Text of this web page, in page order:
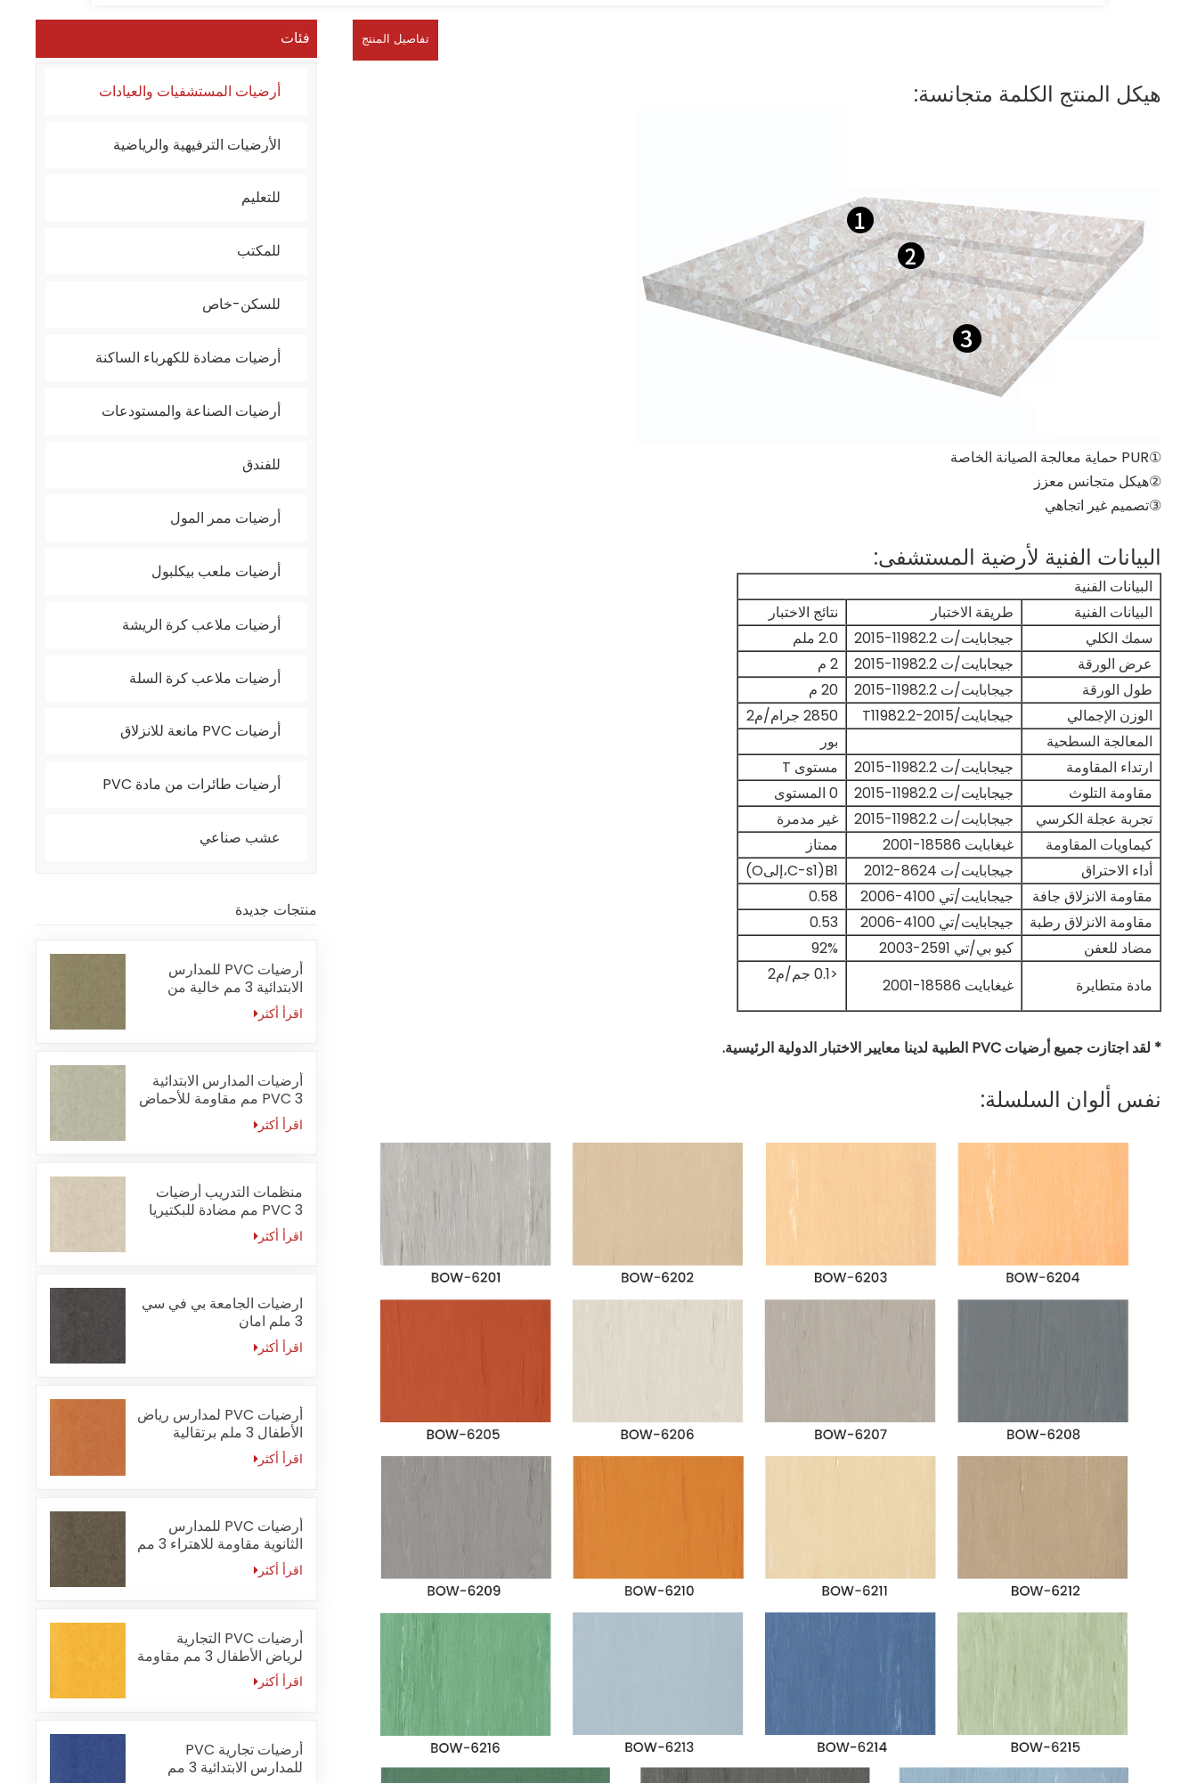
فئات
أرضيات المستشفيات والعيادات
الأرضيات الترفيهية والرياضية
للتعليم
للمكتب
للسكن-خاص
أرضيات مضادة للكهرباء الساكنة
أرضيات الصناعة والمستودعات
للفندق
أرضيات ممر المول
أرضيات ملعب بيكلبول
أرضيات ملاعب كرة الريشة
أرضيات ملاعب كرة السلة
أرضيات PVC مانعة للانزلاق
أرضيات طائرات من مادة PVC
عشب صناعي
منتجات جديدة
أرضيات PVC للمدارس
الابتدائية 3 مم خالية من
الفورمالديهايد
اقرأ أكثر
أرضيات المدارس الابتدائية
PVC 3 مم مقاومة للأحماض
والقلويات
اقرأ أكثر
منظمات التدريب أرضيات
PVC 3 مم مضادة للبكتيريا
اقرأ أكثر
ارضيات الجامعة بي في سي
3 ملم امان
اقرأ أكثر
أرضيات PVC لمدارس رياض
الأطفال 3 ملم برتقالية
مقاومة للحريق
اقرأ أكثر
أرضيات PVC للمدارس
الثانوية مقاومة للاهتراء 3 مم
اقرأ أكثر
أرضيات PVC التجارية
لرياض الأطفال 3 مم مقاومة
للماء
اقرأ أكثر
أرضيات تجارية PVC
للمدارس الابتدائية 3 مم
تفاصيل المنتج
هيكل المنتج الكلمة متجانسة:
①PUR حماية معالجة الصيانة الخاصة
②هيكل متجانس معزز
③تصميم غير اتجاهي
البيانات الفنية لأرضية المستشفى:
البيانات الفنية
البيانات الفنية
طريقة الاختبار
نتائج الاختبار
سمك الكلي
جيجابايت/ت 11982.2-2015
2.0 ملم
عرض الورقة
جيجابايت/ت 11982.2-2015
2 م
طول الورقة
جيجابايت/ت 11982.2-2015
20 م
الوزن الإجمالي
جيجابايت/T11982.2-2015
2850 جرام/م2
المعالجة السطحية
بور
ارتداء المقاومة
جيجابايت/ت 11982.2-2015
مستوى T
مقاومة التلوث
جيجابايت/ت 11982.2-2015
0 المستوى
تجربة عجلة الكرسي
جيجابايت/ت 11982.2-2015
غير مدمرة
كيماويات المقاومة
غيغابايت 18586-2001
ممتاز
أداء الاحتراق
جيجابايت/ت 8624-2012
B1(C-s1،إلىO)
مقاومة الانزلاق جافة
جيجابايت/تي 4100-2006
0.58
مقاومة الانزلاق رطبة
جيجابايت/تي 4100-2006
0.53
مضاد للعفن
كيو بي/تي 2591-2003
92%
مادة متطايرة
غيغابايت 18586-2001
<0.1 جم/م2
* لقد اجتازت جميع أرضيات PVC الطبية لدينا معايير الاختبار الدولية الرئيسية.
نفس ألوان السلسلة: